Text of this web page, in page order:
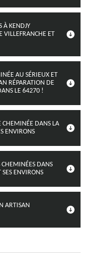
À KENDJY
VILLEFRANCHE ET
AU SÉRIEUX ET
RÉPARATION DE
LE 64270 !
CHEMINÉE DANS LA
ENVIRONS
CHEMINÉES DANS
ENVIRONS
ARTISAN